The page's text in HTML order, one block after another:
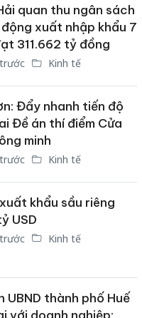
quan thu ngân sách
xuất nhập khẩu 7
311.662 tỷ đồng
Kinh tế
Đẩy nhanh tiến độ
Đề án thí điểm Cửa
minh
Kinh tế
khẩu sầu riêng
USD
Kinh tế
UBND thành phố Huế